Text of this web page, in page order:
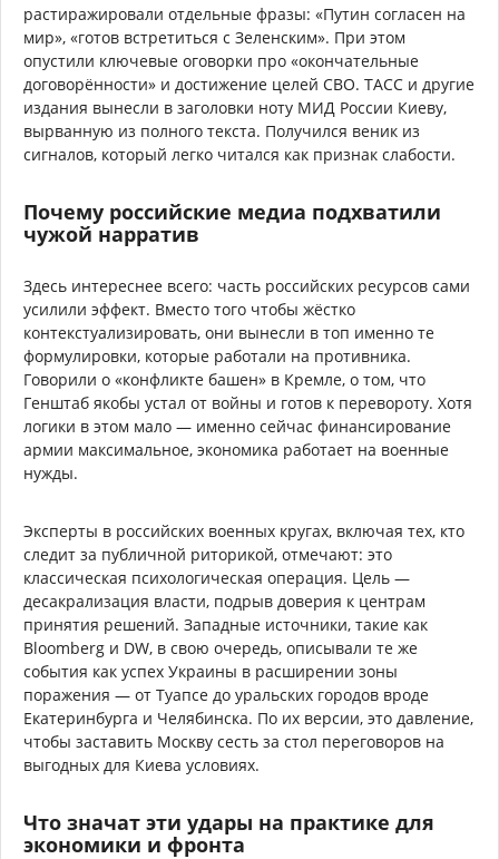
растиражировали отдельные фразы: «Путин согласен на
мир», «готов встретиться с Зеленским». При этом
опустили ключевые оговорки про «окончательные
договорённости» и достижение целей СВО. ТАСС и другие
издания вынесли в заголовки ноту МИД России Киеву,
вырванную из полного текста. Получился веник из
сигналов, который легко читался как признак слабости.
Почему российские медиа подхватили
чужой нарратив
Здесь интереснее всего: часть российских ресурсов сами
усилили эффект. Вместо того чтобы жёстко
контекстуализировать, они вынесли в топ именно те
формулировки, которые работали на противника.
Говорили о «конфликте башен» в Кремле, о том, что
Генштаб якобы устал от войны и готов к перевороту. Хотя
логики в этом мало — именно сейчас финансирование
армии максимальное, экономика работает на военные
нужды.
Эксперты в российских военных кругах, включая тех, кто
следит за публичной риторикой, отмечают: это
классическая психологическая операция. Цель —
десакрализация власти, подрыв доверия к центрам
принятия решений. Западные источники, такие как
Bloomberg и DW, в свою очередь, описывали те же
события как успех Украины в расширении зоны
поражения — от Туапсе до уральских городов вроде
Екатеринбурга и Челябинска. По их версии, это давление,
чтобы заставить Москву сесть за стол переговоров на
выгодных для Киева условиях.
Что значат эти удары на практике для
экономики и фронта